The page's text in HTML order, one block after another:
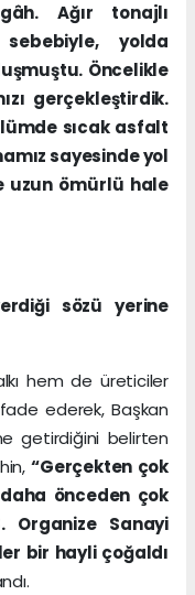
Ağır tonajlı
yolda
Öncelikle
gerçekleştirdik.
sıcak asfalt
sayesinde yol
uzun ömürlü hale
sözü yerine
hem de üreticiler
ederek, Başkan
getirdiğini belirten
“Gerçekten çok
önceden çok
Sanayi
bir hayli çoğaldı